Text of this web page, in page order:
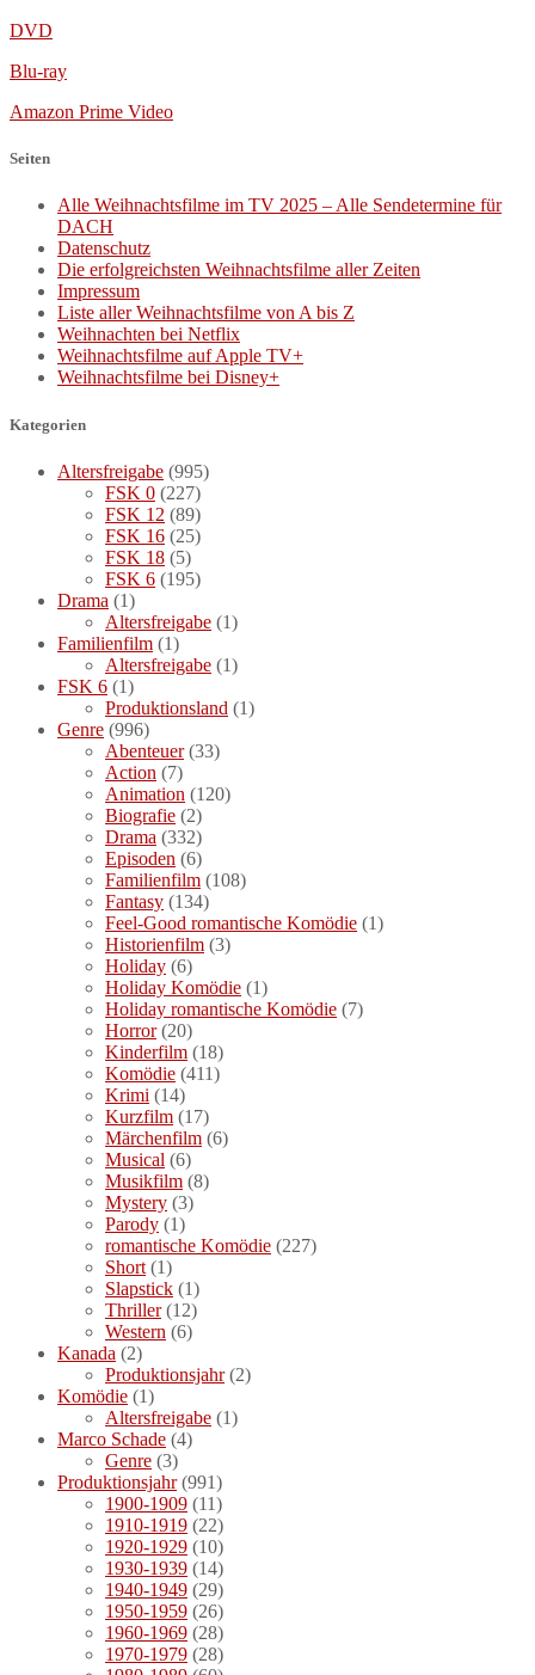
DVD
Blu-ray
Amazon Prime Video
Seiten
Alle Weihnachtsfilme im TV 2025 – Alle Sendetermine für
DACH
Datenschutz
Die erfolgreichsten Weihnachtsfilme aller Zeiten
Impressum
Liste aller Weihnachtsfilme von A bis Z
Weihnachten bei Netflix
Weihnachtsfilme auf Apple TV+
Weihnachtsfilme bei Disney+
Kategorien
Altersfreigabe (995)
FSK 0 (227)
FSK 12 (89)
FSK 16 (25)
FSK 18 (5)
FSK 6 (195)
Drama (1)
Altersfreigabe (1)
Familienfilm (1)
Altersfreigabe (1)
FSK 6 (1)
Produktionsland (1)
Genre (996)
Abenteuer(33)
Action (7)
Animation (120)
Biografie (2)
Drama (332)
Episoden (6)
Familienfilm (108)
Fantasy (134)
Feel-Good romantische Komödie (1)
Historienfilm (3)
Holiday (6)
Holiday Komödie (1)
Holiday romantische Komödie (7)
Horror(20)
Kinderfilm (18)
Komödie (411)
Krimi (14)
Kurzfilm (17)
Märchenfilm (6)
Musical (6)
Musikfilm (8)
Mystery (3)
Parody (1)
romantische Komödie (227)
Short (1)
Slapstick (1)
Thriller(12)
Western (6)
Kanada (2)
Produktionsjahr(2)
Komödie (1)
Altersfreigabe (1)
Marco Schade (4)
Genre (3)
Produktionsjahr(991)
1900-1909 (11)
1910-1919 (22)
1920-1929 (10)
1930-1939 (14)
1940-1949 (29)
1950-1959 (26)
1960-1969 (28)
1970-1979 (28)